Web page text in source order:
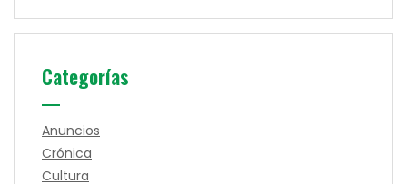
Categorías
Anuncios
Crónica
Cultura